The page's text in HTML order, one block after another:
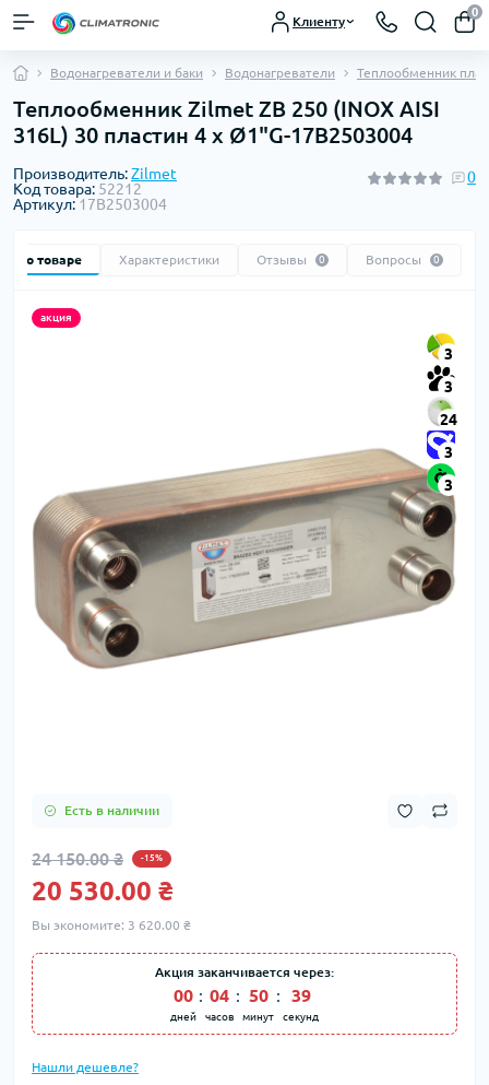
Клиенту
0
Водонагреватели и баки Водонагреватели Теплообменник
Теплообменник Zilmet ZB 250 (INOX AISI
316L) 30 пластин 4 x Ø1"G-17B2503004
Производитель:Zilmet
Код товара: 52212
Артикул: 17B2503004
0
Все о товаре Характеристики Отзывы 0 Вопросы 0
акция
3
3
24
3
3
Есть в наличии
24 150.00 ₴ -15%
20 530.00 ₴
Вы экономите: 3 620.00 ₴
Акция заканчивается через:
00
дней
: 04
часов
: 50
минут
: 39
секунд
Нашли дешевле?